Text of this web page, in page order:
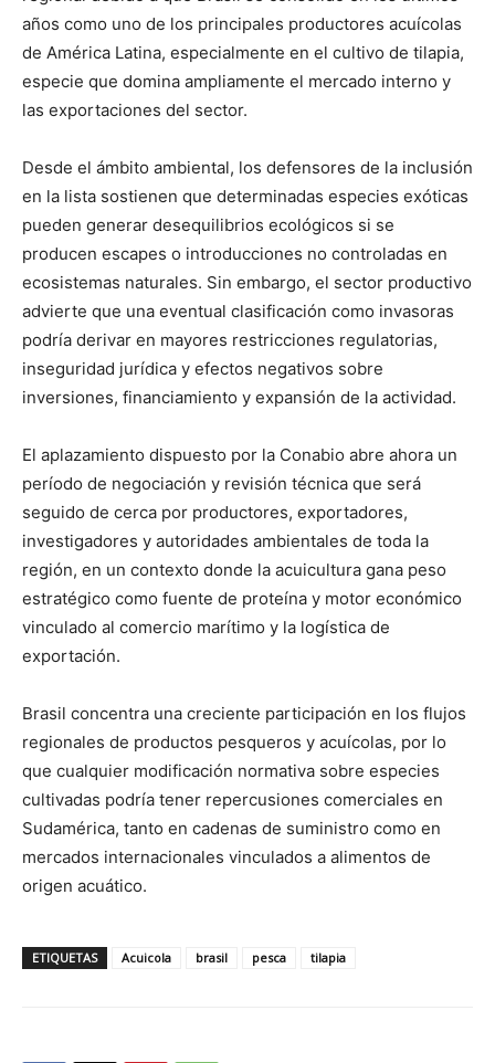
años como uno de los principales productores acuícolas
de América Latina, especialmente en el cultivo de tilapia,
especie que domina ampliamente el mercado interno y
las exportaciones del sector.
Desde el ámbito ambiental, los defensores de la inclusión
en la lista sostienen que determinadas especies exóticas
pueden generar desequilibrios ecológicos si se
producen escapes o introducciones no controladas en
ecosistemas naturales. Sin embargo, el sector productivo
advierte que una eventual clasificación como invasoras
podría derivar en mayores restricciones regulatorias,
inseguridad jurídica y efectos negativos sobre
inversiones, financiamiento y expansión de la actividad.
El aplazamiento dispuesto por la Conabio abre ahora un
período de negociación y revisión técnica que será
seguido de cerca por productores, exportadores,
investigadores y autoridades ambientales de toda la
región, en un contexto donde la acuicultura gana peso
estratégico como fuente de proteína y motor económico
vinculado al comercio marítimo y la logística de
exportación.
Brasil concentra una creciente participación en los flujos
regionales de productos pesqueros y acuícolas, por lo
que cualquier modificación normativa sobre especies
cultivadas podría tener repercusiones comerciales en
Sudamérica, tanto en cadenas de suministro como en
mercados internacionales vinculados a alimentos de
origen acuático.
ETIQUETAS Acuicola brasil pesca tilapia